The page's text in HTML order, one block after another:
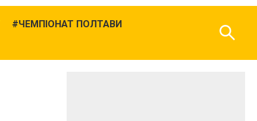
ЧЕМПІОНАТ ПОЛТАВИ